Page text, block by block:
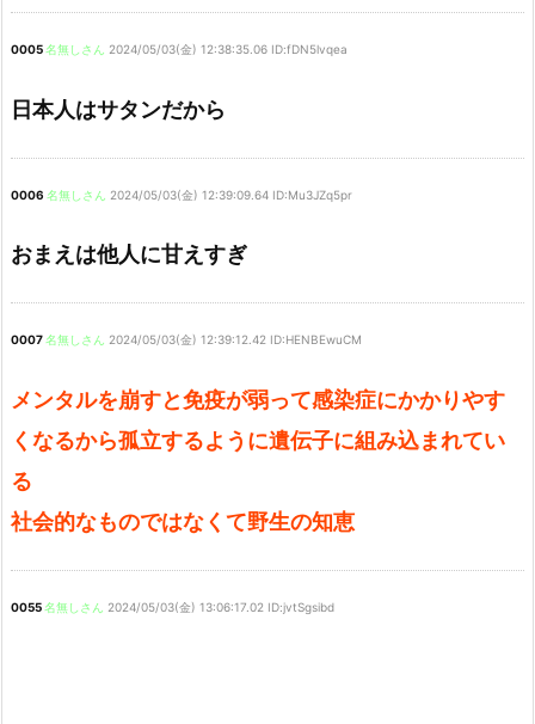
0005名無しさん 2024/05/03(金) 12:38:35.06 ID:fDN5lvqea
日本人はサタンだから
0006 名無しさん 2024/05/03(金) 12:39:09.64 ID:Mu3JZq5pr
おまえは他人に甘えすぎ
0007名無しさん 2024/05/03(金) 12:39:12.42 ID:HENBEwuCM
メンタルを崩すと免疫が弱って感染症にかかりやす
くなるから孤立するように遺伝子に組み込まれてい
る
社会的なものではなくて野生の知恵
0055名無しさん 2024/05/03(金) 13:06:17.02 ID:jvtSgsibd